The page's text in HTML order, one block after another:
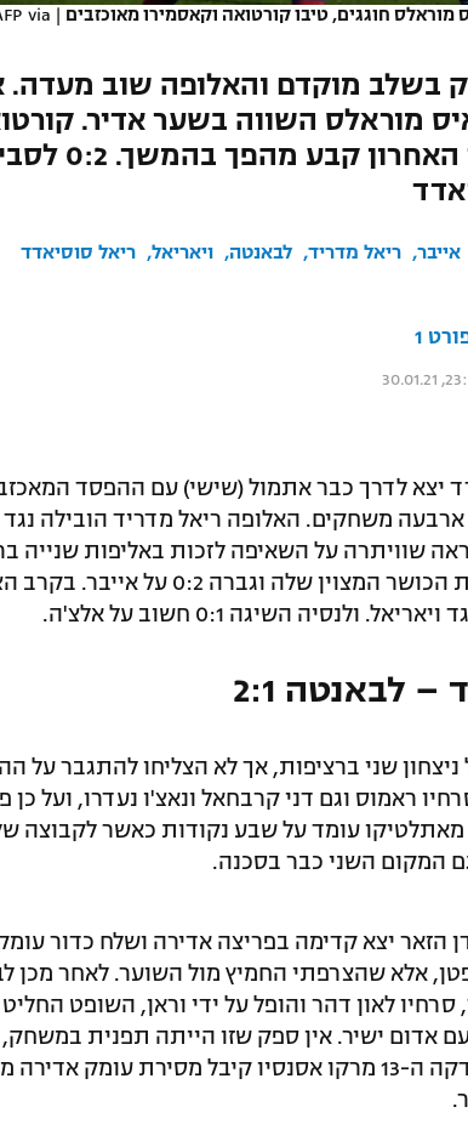
מוראלס חוגגים, טיבו קורטואה וקאסמירו מאוכזבים |
via
בשלב מוקדם והאלופה שוב
מוראלס השווה בשער אדיר.
אייבר ריאל מדריד לבאנטה ויאריאל ריאל סוסיאדד
1
שוויתרה על השאיפה לזכות באליפות שנייה
סביליה המשיכה את הכושר המצוין שלה
לבאנטה 2:1
שני ברציפות, אך לא הצליחו להתגבר על
ראמוס וגם דני קרבחאל ונאצ'ו נעדרו, ועל כן
עומד על שבע נקודות כאשר לקבוצה של
המקום השני כבר בסכנה.
הזאר יצא קדימה בפריצה אדירה ושלח כדור
אלא שהצרפתי החמיץ מול השוער. לאחר מכן
סרחיו לאון דהר והופל על ידי וראן, השופט
אדום ישיר. אין ספק שזו הייתה תפנית
ליתרון בכל זאת. בדקה ה-13 מרקו אסנסיו קיבל מסירת